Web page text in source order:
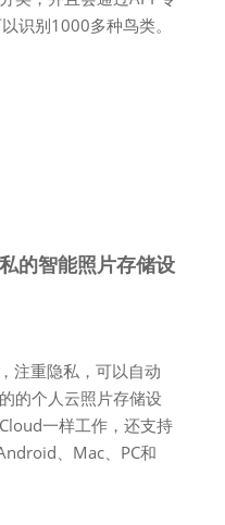
识别1000多种鸟类。
智能照片存储设
注重隐私，可以自动
的个人云照片存储设
一样工作，还支持
、Mac、PC和